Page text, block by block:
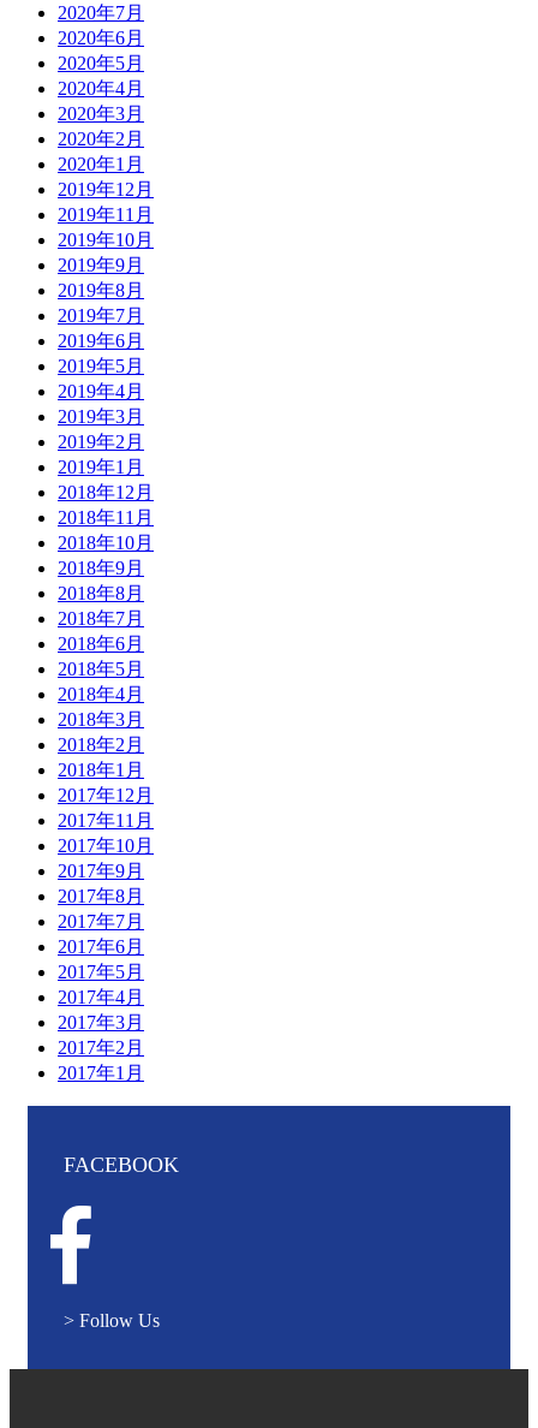
2020年7月
2020年6月
2020年5月
2020年4月
2020年3月
2020年2月
2020年1月
2019年12月
2019年11月
2019年10月
2019年9月
2019年8月
2019年7月
2019年6月
2019年5月
2019年4月
2019年3月
2019年2月
2019年1月
2018年12月
2018年11月
2018年10月
2018年9月
2018年8月
2018年7月
2018年6月
2018年5月
2018年4月
2018年3月
2018年2月
2018年1月
2017年12月
2017年11月
2017年10月
2017年9月
2017年8月
2017年7月
2017年6月
2017年5月
2017年4月
2017年3月
2017年2月
2017年1月
FACEBOOK
> Follow Us